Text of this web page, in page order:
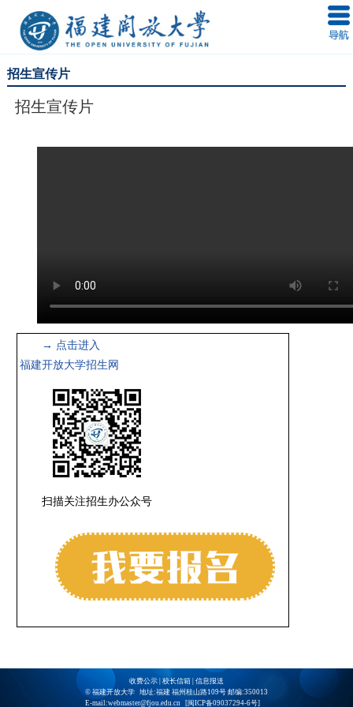
招生宣传片
招生宣传片
→ 点击进入
福建开放大学招生网
扫描关注招生办公众号
收费公示 校长信箱 信息报送
© 福建开放大学 地址:福建 福州桂山路109号 邮编:350013
E-mail:webmaster@fjou.edu.cn [闽ICP备09037294-6号]